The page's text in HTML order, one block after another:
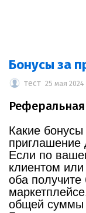
Бонусы за
тест 25 мая 2024
Какие
Если по
клиентом
оба
общей суммы